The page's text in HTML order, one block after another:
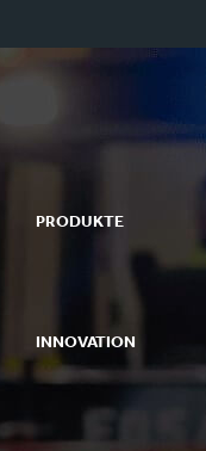
PRODUKTE
INNOVATION